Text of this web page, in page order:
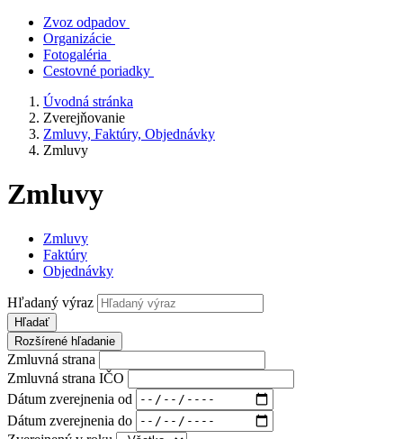
Zvoz odpadov
Organizácie
Fotogaléria
Cestovné poriadky
Úvodná stránka
Zverejňovanie
Zmluvy, Faktúry, Objednávky
Zmluvy
Zmluvy
Zmluvy
Faktúry
Objednávky
Hľadaný výraz
Hľadať
Rozšírené hľadanie
Zmluvná strana
Zmluvná strana IČO
Dátum zverejnenia od
Dátum zverejnenia do